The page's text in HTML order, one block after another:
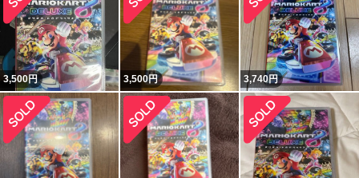
3,500円 3,500円 3,740円